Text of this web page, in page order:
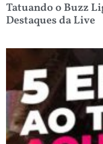
Tatuando o Buzz
Destaques da Live